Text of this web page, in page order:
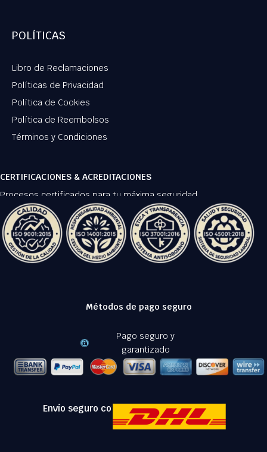
POLÍTICAS
Libro de Reclamaciones
Políticas de Privacidad
Política de Cookies
Política de Reembolsos
Términos y Condiciones
CERTIFICACIONES & ACREDITACIONES
Procesos certificados para tu máxima seguridad.
Métodos de pago seguro
Pago seguro y
garantizado
Envío seguro con: